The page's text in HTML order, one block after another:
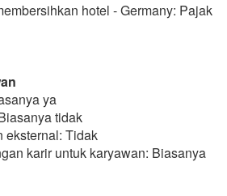
hotel - Germany: Pajak
ya
tidak
eksternal: Tidak
karir untuk karyawan: Biasanya